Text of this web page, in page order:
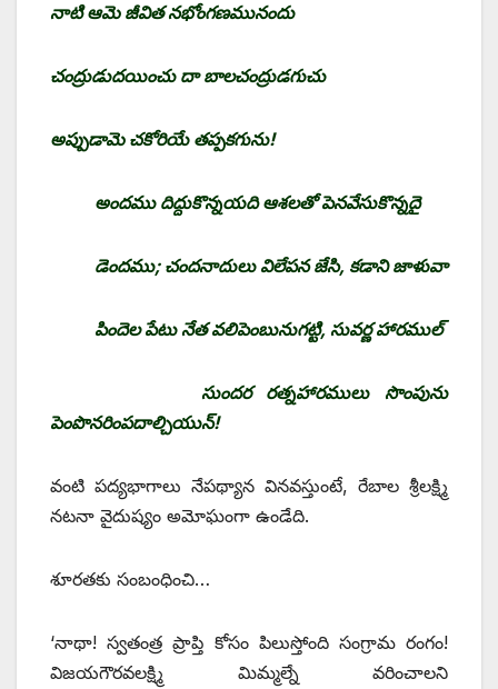
నాటి ఆమె జీవిత నభోంగణమునందు
చంద్రుడుదయించు దా బాలచంద్రుడగుచు
అప్పుడామె చకోరియే తప్పకగును!
అందము దిద్దుకొన్నయది ఆశలతో పెనవేసుకొన్నదై
డెందము; చందనాదులు విలేపన జేసి, కడాని జాళువా
పిందెల పేటు నేత వలిపెంబునుగట్టి, సువర్ణ హారముల్‌
‌సుందర రత్నహారములు సొంపును
పెంపొనరింపదాల్చియున్‌!
‌వంటి పద్యభాగాలు నేపథ్యాన వినవస్తుంటే, రేబాల శ్రీలక్ష్మి
నటనా వైదుష్యం అమోఘంగా ఉండేది.
శూరతకు సంబంధించి…
‘నాథా! స్వతంత్ర ప్రాప్తి కోసం పిలుస్తోంది సంగ్రామ రంగం!
విజయగౌరవలక్ష్మి మిమ్మల్నే వరించాలని